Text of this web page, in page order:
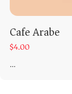
Cafe Arabe
$4.00
...